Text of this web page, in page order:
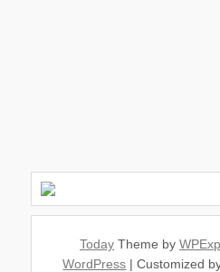
TodayTheme by
WordPress | Customized